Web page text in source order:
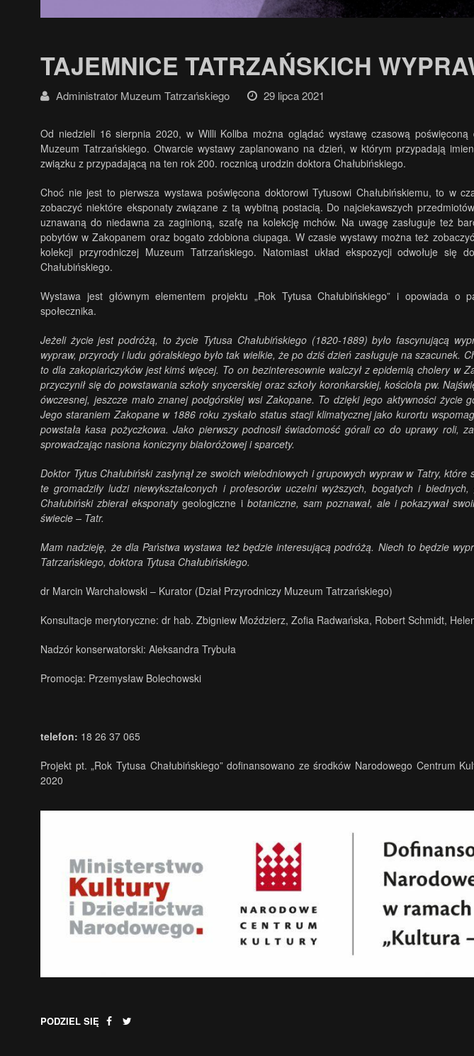
TAJEMNICE TATRZAŃSKICH
Administrator Muzeum Tatrzańskiego 29 lipca 2021
Od niedzieli 16 sierpnia 2020, w Willi Koliba można oglądać wystawę czasową poświęconą
Muzeum Tatrzańskiego. Otwarcie wystawy zaplanowano na dzień, w którym przypadają
związku z przypadającą na ten rok 200. rocznicą urodzin doktora Chałubińskiego.
Choć nie jest to pierwsza wystawa poświęcona doktorowi Tytusowi Chałubińskiemu, to w
zobaczyć niektóre eksponaty związane z tą wybitną postacią. Do najciekawszych
uznawaną do niedawna za zaginioną, szafę na kolekcję mchów. Na uwagę zasługuje też
pobytów w Zakopanem oraz bogato zdobiona ciupaga. W czasie wystawy można też
kolekcji przyrodniczej Muzeum Tatrzańskiego. Natomiast układ ekspozycji odwołuje się
Chałubińskiego.
Wystawa jest głównym elementem projektu „Rok Tytusa Chałubińskiego” i opowiada o
społecznika.
Jeżeli życie jest podróżą, to życie Tytusa Chałubińskiego (1820-1889) było fascynującą
wypraw, przyrody i ludu góralskiego było tak wielkie, że po dziś dzień zasługuje na szacunek.
to dla zakopiańczyków jest kimś więcej. To on bezinteresownie walczył z epidemią cholery w
przyczynił się do powstawania szkoły snycerskiej oraz szkoły koronkarskiej, kościoła pw.
ówczesnej, jeszcze mało znanej podgórskiej wsi Zakopane. To dzięki jego aktywności życie
Jego staraniem Zakopane w 1886 roku zyskało status stacji klimatycznej jako kurortu
powstała kasa pożyczkowa. Jako pierwszy podnosił świadomość górali co do uprawy roli,
sprowadzając nasiona koniczyny białoróżowej i sparcety.
Doktor Tytus Chałubiński zasłynął ze swoich wielodniowych i grupowych wypraw w Tatry, które
te gromadziły ludzi niewykształconych i profesorów uczelni wyższych, bogatych i
Chałubiński zbierał eksponatygeologiczne i botaniczne, sam poznawał, ale i pokazywał
świecie – Tatr.
Mam nadzieję, że dla Państwa wystawa też będzie interesującą podróżą. Niech to będzie
Tatrzańskiego, doktora Tytusa Chałubińskiego.
dr Marcin Warchałowski – Kurator (Dział Przyrodniczy Muzeum Tatrzańskiego)
Konsultacje merytoryczne: dr hab. Zbigniew Moździerz, Zofia Radwańska, Robert Schmidt,
Nadzór konserwatorski: Aleksandra Trybuła
Promocja: Przemysław Bolechowski
telefon: 18 26 37 065
Projekt pt. „Rok Tytusa Chałubińskiego” dofinansowano ze środków Narodowego Centrum
2020
PODZIEL SIĘ